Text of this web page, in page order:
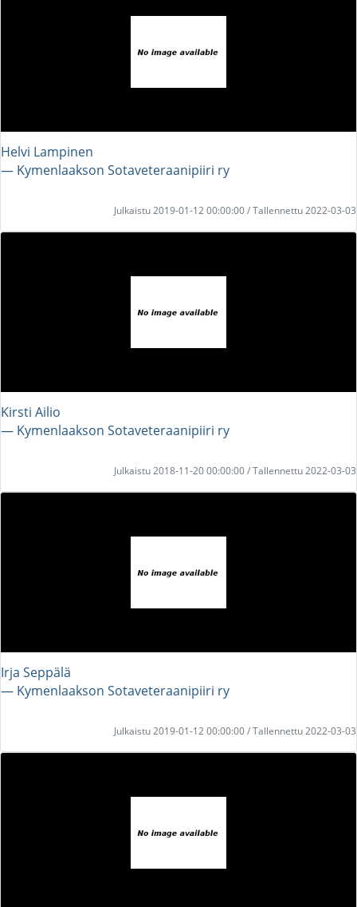
Helvi Lampinen
― Kymenlaakson Sotaveteraanipiiri ry
Julkaistu 2019-01-12 00:00:00 / Tallennettu 2022-03-03
Kirsti Ailio
― Kymenlaakson Sotaveteraanipiiri ry
Julkaistu 2018-11-20 00:00:00 / Tallennettu 2022-03-03
Irja Seppälä
― Kymenlaakson Sotaveteraanipiiri ry
Julkaistu 2019-01-12 00:00:00 / Tallennettu 2022-03-03